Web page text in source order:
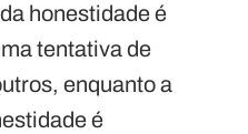
da honestidade é
tentativa de
enquanto a
é